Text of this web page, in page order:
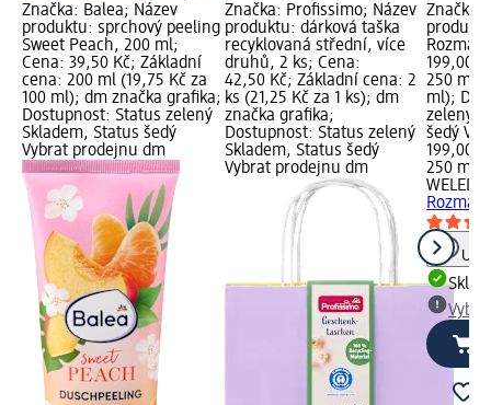
Značka: Balea; Název
produktu: sprchový peeling
Sweet Peach, 200 ml;
Cena: 39,50 Kč; Základní
cena: 200 ml (19,75 Kč za
100 ml); dm značka grafika;
Dostupnost: Status zelený
Skladem, Status šedý
Vybrat prodejnu dm
Značka: Profissimo; Název
produktu: dárková taška
recyklovaná střední, více
druhů, 2 ks; Cena:
42,50 Kč; Základní cena: 2
ks (21,25 Kč za 1 ks); dm
značka grafika;
Dostupnost: Status zelený
Skladem, Status šedý
Vybrat prodejnu dm
Značka:
199,00
250 ml
ml);
zelený
šedý
199,00
250 ml
WELEDA